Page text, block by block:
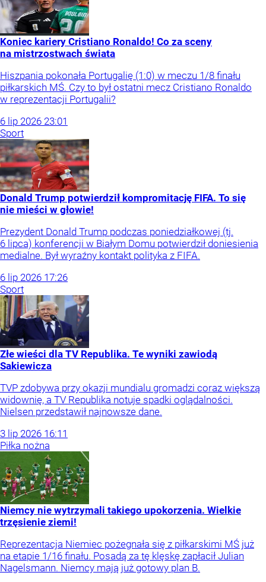
Koniec kariery Cristiano Ronaldo! Co za sceny
na mistrzostwach świata
Hiszpania pokonała Portugalię (1:0) w meczu 1/8 finału
piłkarskich MŚ. Czy to był ostatni mecz Cristiano Ronaldo
w reprezentacji Portugalii?
6 lip 2026 23:01
Sport
Donald Trump potwierdził kompromitację FIFA. To się
nie mieści w głowie!
Prezydent Donald Trump podczas poniedziałkowej (tj.
6 lipca) konferencji w Białym Domu potwierdził doniesienia
medialne. Był wyraźny kontakt polityka z FIFA.
6 lip 2026 17:26
Sport
Złe wieści dla TV Republika. Te wyniki zawiodą
Sakiewicza
TVP zdobywa przy okazji mundialu gromadzi coraz większą
widownię, a TV Republika notuje spadki oglądalności.
Nielsen przedstawił najnowsze dane.
3 lip 2026 16:11
Piłka nożna
Niemcy nie wytrzymali takiego upokorzenia. Wielkie
trzęsienie ziemi!
Reprezentacja Niemiec pożegnała się z piłkarskimi MŚ już
na etapie 1/16 finału. Posadą za tę klęskę zapłacił Julian
Nagelsmann. Niemcy mają już gotowy plan B.